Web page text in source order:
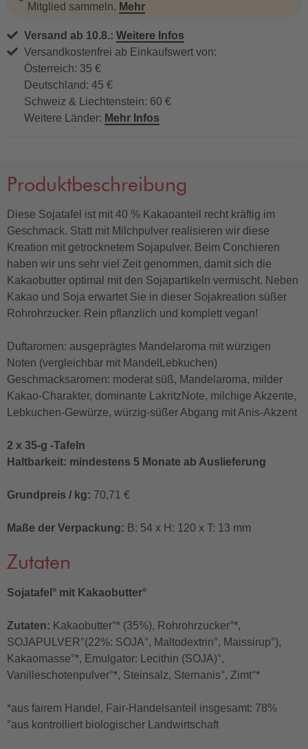
Mitglied sammeln. Mehr
Versand ab 10.8.: Weitere Infos
Versandkostenfrei ab Einkaufswert von:
Österreich: 35 €
Deutschland: 45 €
Schweiz & Liechtenstein: 60 €
Weitere Länder: Mehr Infos
Produktbeschreibung
Diese Sojatafel ist mit 40 % Kakaoanteil recht kräftig im
Geschmack. Statt mit Milchpulver realisieren wir diese
Kreation mit getrocknetem Sojapulver. Beim Conchieren
haben wir uns sehr viel Zeit genommen, damit sich die
Kakaobutter optimal mit den Sojapartikeln vermischt. Neben
Kakao und Soja erwartet Sie in dieser Sojakreation süßer
Rohrohrzucker. Rein pflanzlich und komplett vegan!
Duftaromen: ausgeprägtes Mandelaroma mit würzigen
Noten (vergleichbar mit MandelLebkuchen)
Geschmacksaromen: moderat süß, Mandelaroma, milder
Kakao-Charakter, dominante LakritzNote, milchige Akzente,
Lebkuchen-Gewürze, würzig-süßer Abgang mit Anis-Akzent
2 x 35-g -Tafeln
Haltbarkeit: mindestens 5 Monate ab Auslieferung
Grundpreis / kg: 70,71 €
Maße der Verpackung: B: 54 x H: 120 x T: 13 mm
Zutaten
Sojatafel° mit Kakaobutter°
Zutaten: Kakaobutter°* (35%), Rohrohrzucker°*,
SOJAPULVER°(22%: SOJA°, Maltodextrin°, Maissirup°),
Kakaomasse°*, Emulgator: Lecithin (SOJA)°,
Vanilleschotenpulver°*, Steinsalz, Sternanis°, Zimt°*
*aus fairem Handel, Fair-Handelsanteil insgesamt: 78%
°aus kontrolliert biologischer Landwirtschaft